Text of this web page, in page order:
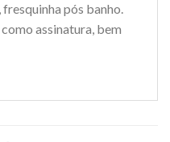
pós banho.
assinatura, bem